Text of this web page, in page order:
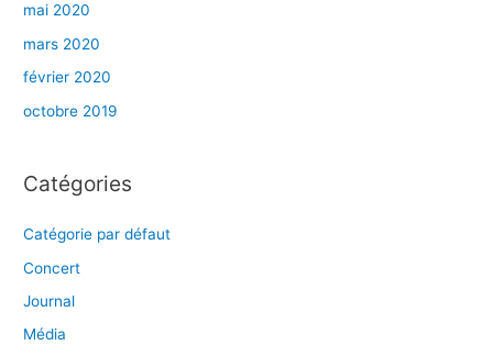
mai 2020
mars 2020
février 2020
octobre 2019
Catégories
Catégorie par défaut
Concert
Journal
Média